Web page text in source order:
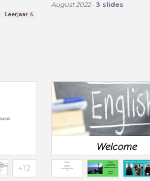
Leerjaar 4
August 2022- 3 slides